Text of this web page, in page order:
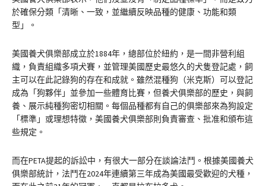
於確保分類「清晰、一致，並繼續反映品種的健康、功能和類
型」。
美國養犬俱樂部成立於1884年，總部位於紐約，是一間非營利組
織，負責組織多項犬賽，並管理美國歷史最悠久的犬隻登記處，飼
主可以在此記錄狗的存在和成就。雖然混種狗（米克斯）可以登記
成為「狗夥伴」並參加一些體育比賽，但養犬俱樂部的歷史，與飼
養、展示純種狗密切相關。每個品種都有自己的俱樂部來為狗設定
「標準」或理想特徵，美國養犬俱樂部則負責審查、批准和頒布這
些規定。
而在PETA提起的訴訟中，有很大一部分在談論法鬥。根據美國養犬
俱樂部統計，法鬥在2024年連續第三年成為美國最受歡迎的犬種，